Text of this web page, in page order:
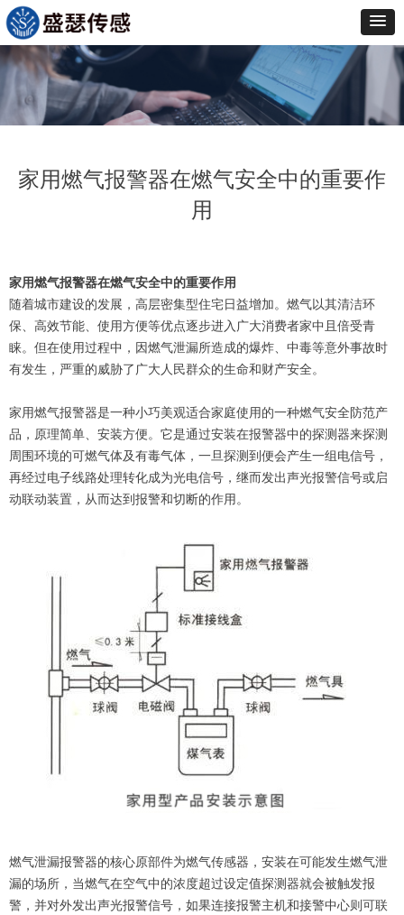
家用燃气报警器在燃气安全中的重要作
用
家用燃气报警器在燃气安全中的重要作用
随着城市建设的发展，高层密集型住宅日益增加。燃气以其清洁环
保、高效节能、使用方便等优点逐步进入广大消费者家中且倍受青
睐。但在使用过程中，因燃气泄漏所造成的爆炸、中毒等意外事故时
有发生，严重的威胁了广大人民群众的生命和财产安全。
家用燃气报警器是一种小巧美观适合家庭使用的一种燃气安全防范产
品，原理简单、安装方便。它是通过安装在报警器中的探测器来探测
周围环境的可燃气体及有毒气体，一旦探测到便会产生一组电信号，
再经过电子线路处理转化成为光电信号，继而发出声光报警信号或启
动联动装置，从而达到报警和切断的作用。
燃气泄漏报警器的核心原部件为燃气传感器，安装在可能发生燃气泄
漏的场所，当燃气在空气中的浓度超过设定值探测器就会被触发报
警，并对外发出声光报警信号，如果连接报警主机和接警中心则可联